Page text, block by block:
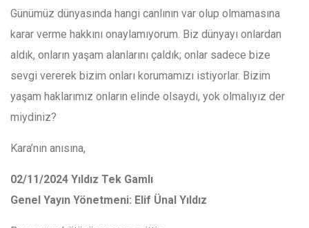
Günümüz dünyasında hangi canlının var olup olmamasına
karar verme hakkını onaylamıyorum. Biz dünyayı onlardan
aldık, onların yaşam alanlarını çaldık; onlar sadece bize
sevgi vererek bizim onları korumamızı istiyorlar. Bizim
yaşam haklarımız onların elinde olsaydı, yok olmalıyız der
miydiniz?
Kara’nın anısına,
02/11/2024 Yıldız Tek Gamlı
Genel Yayın Yönetmeni: Elif Ünal Yıldız